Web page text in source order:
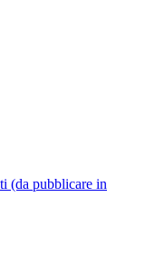
(da pubblicare in